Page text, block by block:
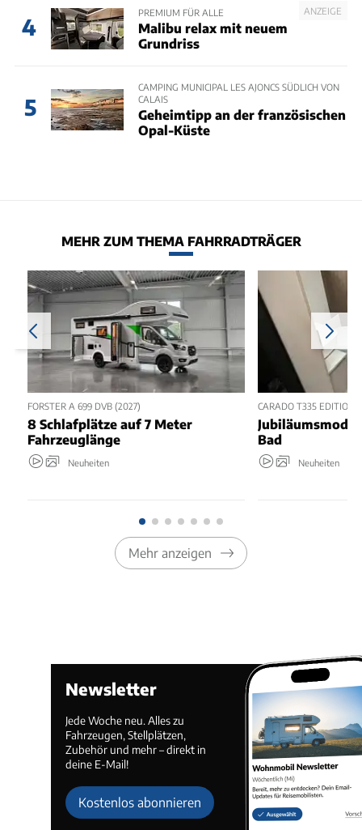
4
ANZEIGE
PREMIUM FÜR ALLE
Malibu relax mit neuem
Grundriss
5
CAMPING MUNICIPAL LES AJONCS SÜDLICH VON
CALAIS
Geheimtipp an der französischen
Opal-Küste
MEHR ZUM THEMA FAHRRADTRÄGER
FORSTER A 699 DVB (2027)
8 Schlafplätze auf 7 Meter
Fahrzeuglänge
Neuheiten
CARADO T335
Bad
Neuheiten
Mehr anzeigen
Newsletter
Jede Woche neu. Alles zu
Fahrzeugen, Stellplätzen,
Zubehör und mehr – direkt in
deine E-Mail!
Kostenlos abonnieren